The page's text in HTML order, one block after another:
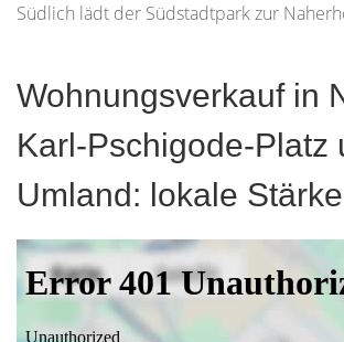
Südlich lädt der Südstadtpark zur
Wohnungsverkauf in
Karl-Pschigode-Platz
Umland: lokale Stärke